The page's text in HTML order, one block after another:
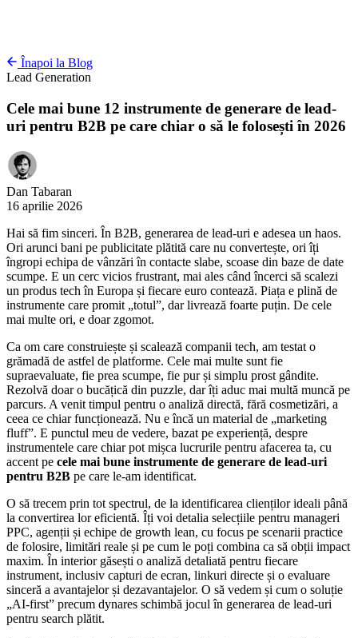
Înapoi la Blog
Lead Generation
Cele mai bune 12 instrumente de generare de lead-
uri pentru B2B pe care chiar o să le folosești în 2026
Dan Tabaran
16 aprilie 2026
Hai să fim sinceri. În B2B, generarea de lead-uri e adesea un haos.
Ori arunci bani pe publicitate plătită care nu convertește, ori îți
îngropi echipa de vânzări în contacte slabe, scoase din baze de date
scumpe. E un cerc vicios frustrant, mai ales când încerci să scalezi
un produs tech în Europa și fiecare euro contează. Piața e plină de
instrumente care promit „totul”, dar livrează foarte puțin. De cele
mai multe ori, e doar zgomot.
Ca om care construiește și scalează companii tech, am testat o
grămadă de astfel de platforme. Cele mai multe sunt fie
supraevaluate, fie prea scumpe, fie pur și simplu prost gândite.
Rezolvă doar o bucățică din puzzle, dar îți aduc mai multă muncă pe
parcurs. A venit timpul pentru o analiză directă, fără cosmetizări, a
ceea ce chiar funcționează. Nu e încă un material de „marketing
fluff”. E punctul meu de vedere, bazat pe experiență, despre
instrumentele care chiar pot mișca lucrurile pentru afacerea ta, cu
accent pe cele mai bune instrumente de generare de lead-uri
pentru B2B pe care le-am identificat.
O să trecem prin tot spectrul, de la identificarea clienților ideali până
la convertirea lor eficientă. Îți voi detalia selecțiile pentru manageri
PPC, agenții și echipe de growth lean, cu focus pe scenarii practice
de folosire, limitări reale și pe cum le poți combina ca să obții impact
maxim. În interior găsești o analiză detaliată pentru fiecare
instrument, inclusiv capturi de ecran, linkuri directe și o evaluare
sinceră a avantajelor și dezavantajelor. O să vedem și cum o soluție
„AI-first” precum dynares schimbă jocul în generarea de lead-uri
pentru search plătit.